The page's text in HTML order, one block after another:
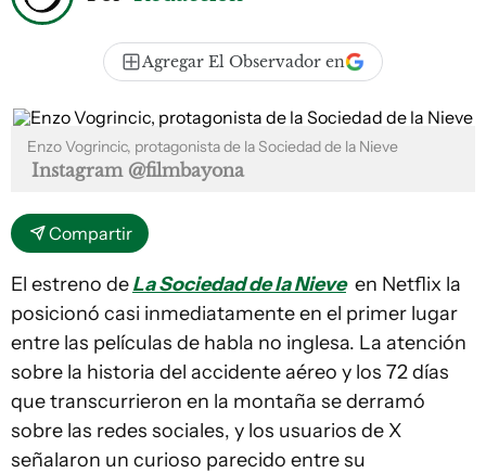
Agregar El Observador en
Enzo Vogrincic, protagonista de la Sociedad de la Nieve
Instagram @filmbayona
Compartir
El estreno deLa Sociedad de la Nieve en Netflix la
posicionó casi inmediatamente en el primer lugar
entre las películas de habla no inglesa. La atención
sobre la historia del accidente aéreo y los 72 días
que transcurrieron en la montaña se derramó
sobre las redes sociales, y los usuarios de X
señalaron un curioso parecido entre su